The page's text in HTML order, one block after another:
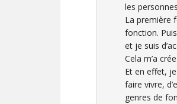
les
La première
fonction.
et je suis
Cela m’a
Et en effet,
faire vivre,
genres de